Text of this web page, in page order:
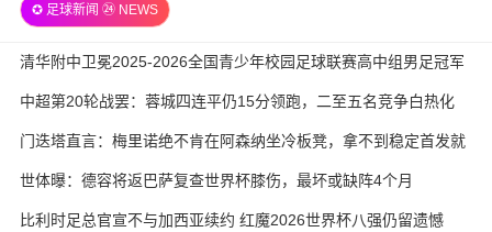
✪ 足球新闻 ㉔ NEWS
清华附中卫冕2025-2026全国青少年校园足球联赛高中组男足冠军
中超第20轮战罢：蓉城四连平仍15分领跑，二至五名竞争白热化
门迭塔直言：梅里诺绝不肯在阿森纳坐冷板凳，拿不到稳定首发就
考虑另寻出路
世体曝：德容将返巴萨复查世界杯膝伤，最坏或缺阵4个月
比利时足总官宣不与加西亚续约 红魔2026世界杯八强仍留遗憾